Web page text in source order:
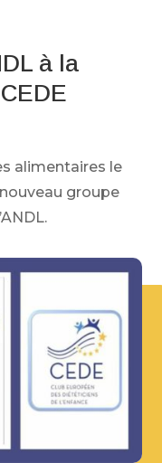
à la
alimentaires le
groupe